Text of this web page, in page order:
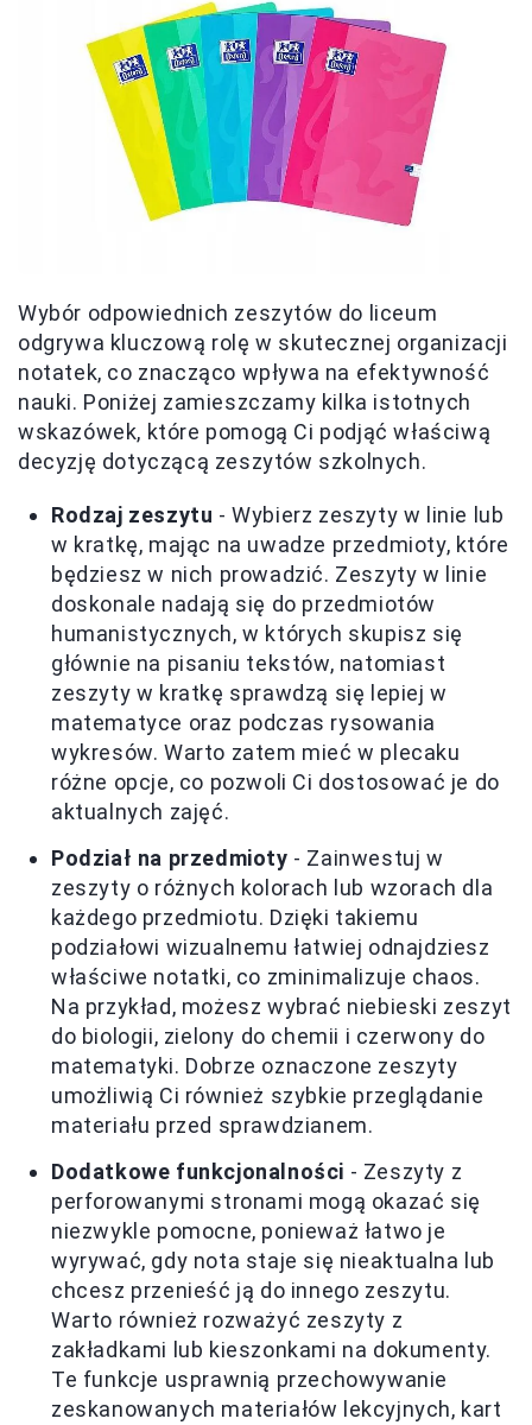
Wybór odpowiednich zeszytów do liceum
odgrywa kluczową rolę w skutecznej organizacji
notatek, co znacząco wpływa na efektywność
nauki. Poniżej zamieszczamy kilka istotnych
wskazówek, które pomogą Ci podjąć właściwą
decyzję dotyczącą zeszytów szkolnych.
Rodzaj zeszytu - Wybierz zeszyty w linie lub
w kratkę, mając na uwadze przedmioty, które
będziesz w nich prowadzić. Zeszyty w linie
doskonale nadają się do przedmiotów
humanistycznych, w których skupisz się
głównie na pisaniu tekstów, natomiast
zeszyty w kratkę sprawdzą się lepiej w
matematyce oraz podczas rysowania
wykresów. Warto zatem mieć w plecaku
różne opcje, co pozwoli Ci dostosować je do
aktualnych zajęć.
Podział na przedmioty - Zainwestuj w
zeszyty o różnych kolorach lub wzorach dla
każdego przedmiotu. Dzięki takiemu
podziałowi wizualnemu łatwiej odnajdziesz
właściwe notatki, co zminimalizuje chaos.
Na przykład, możesz wybrać niebieski zeszyt
do biologii, zielony do chemii i czerwony do
matematyki. Dobrze oznaczone zeszyty
umożliwią Ci również szybkie przeglądanie
materiału przed sprawdzianem.
Dodatkowe funkcjonalności - Zeszyty z
perforowanymi stronami mogą okazać się
niezwykle pomocne, ponieważ łatwo je
wyrywać, gdy nota staje się nieaktualna lub
chcesz przenieść ją do innego zeszytu.
Warto również rozważyć zeszyty z
zakładkami lub kieszonkami na dokumenty.
Te funkcje usprawnią przechowywanie
zeskanowanych materiałów lekcyjnych, kart